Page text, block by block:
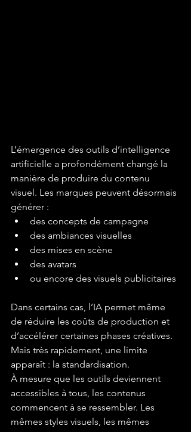
L’émergence des outils d’intelligence
artificielle a profondément changé la
manière de produire du contenu
visuel. Les marques peuvent désormais
générer :
des concepts de campagne
des ambiances visuelles
des mises en scène
des avatars
ou encore des visuels publicitaires
Dans certains cas, l’IA permet même
de réduire les coûts de production et
d’accélérer certaines phases créatives.
Mais très rapidement, une limite
apparaît : la standardisation.
À mesure que les outils deviennent
accessibles à tous, les contenus
commencent à se ressembler. Les
mêmes styles visuels, les mêmes